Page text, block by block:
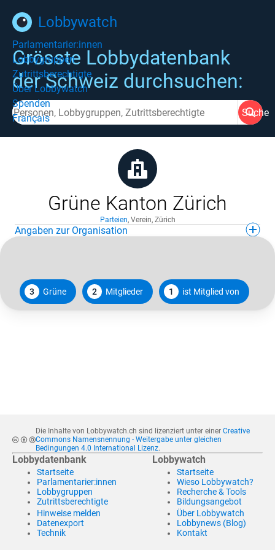
Lobbywatch
Parlamentarier:innen
Lobbygruppen
Zutrittsberechtigte
Über Lobbywatch
Spenden
Français
Grösste Lobbydatenbank
der Schweiz durchsuchen:
Suche
Grüne Kanton Zürich
Parteien, Verein, Zürich
Angaben zur Organisation
3 Grüne 2 Mitglieder 1 ist Mitglied von
Die Inhalte von Lobbywatch.ch sind lizenziert unter einer Creative
Commons Namensnennung - Weitergabe unter gleichen
Bedingungen 4.0 International Lizenz.
Lobbydatenbank
Startseite
Parlamentarier:innen
Lobbygruppen
Zutrittsberechtigte
Hinweise melden
Datenexport
Technik
Lobbywatch
Startseite
Wieso Lobbywatch?
Recherche & Tools
Bildungsangebot
Über Lobbywatch
Lobbynews (Blog)
Kontakt